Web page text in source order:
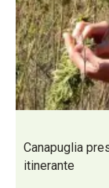
Canapuglia
itinerante